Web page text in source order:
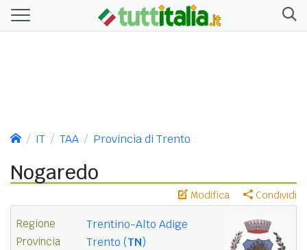
IT TAA Provincia di Trento
Nogaredo
Modifica Condividi
Regione Trentino-Alto Adige
Provincia Trento (TN)